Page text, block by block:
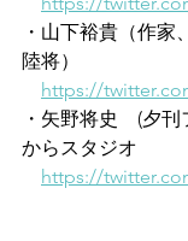
・山下裕貴（作家
陸将）
https://
・矢野将史　(夕
からスタジオ
https://